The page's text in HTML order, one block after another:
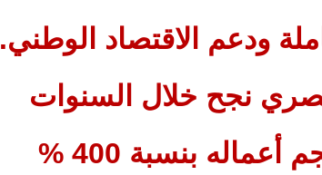
ودعم الاقتصاد الوطني.
نجح خلال السنوات
الخمس الماضية في مضاعفة حجم أعماله بنسبة 400 %